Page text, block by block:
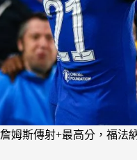
詹姆斯傳射+最高分，福法